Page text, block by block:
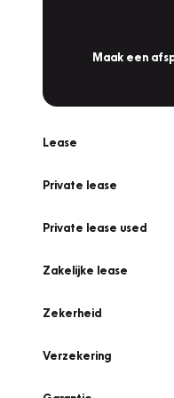
Maak een
Lease
Private lease
Private lease used
Zakelijke lease
Zekerheid
Verzekering